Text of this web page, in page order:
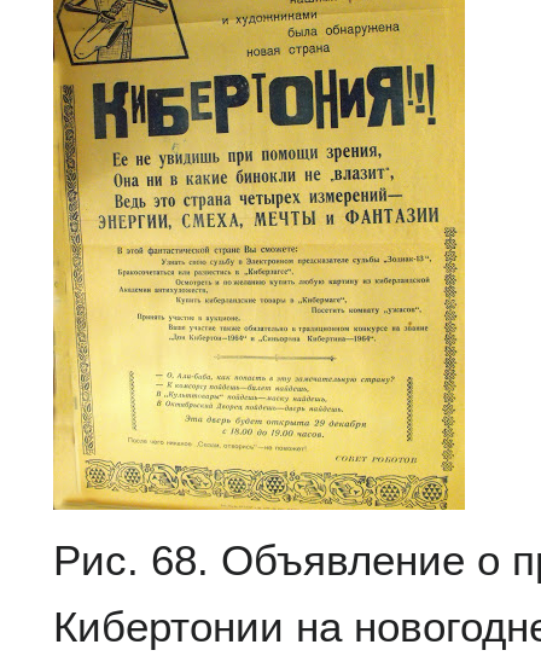
Рис. 68. Объявление о
Кибертонии на